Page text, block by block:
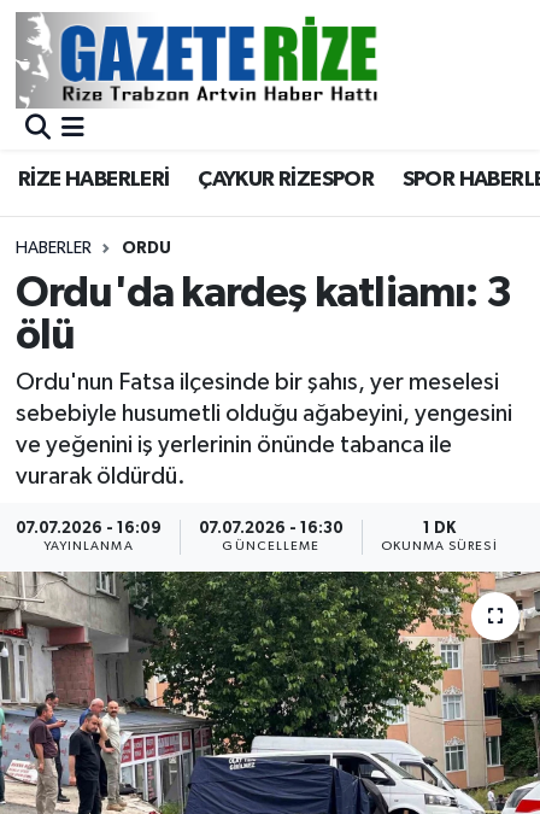
RİZE HABERLERİ ÇAYKUR RİZESPOR SPOR
HABERLER ORDU
Ordu'da kardeş katliamı: 3
ölü
Ordu'nun Fatsa ilçesinde bir şahıs, yer meselesi
sebebiyle husumetli olduğu ağabeyini, yengesini
ve yeğenini iş yerlerinin önünde tabanca ile
vurarak öldürdü.
07.07.2026 - 16:09
YAYINLANMA
07.07.2026 - 16:30
GÜNCELLEME
1 DK
OKUNMA SÜRESI
BÖLGEMİZ
Asayiş
Rize Jandarma Komutanlığı
Bilim Teknoloji
Advertising news
Canlı Maç
ÇEVRE
Dış Haberler
Dünya
EĞİTİM
Merkez Nöbetçi Eczaneler
Merkez Trafik Yoğunluk Haritası
Süper Lig Puan Durumu ve Fikstür
Tüm Manşetler
Son Dakika Haberleri
Haber Arşivi